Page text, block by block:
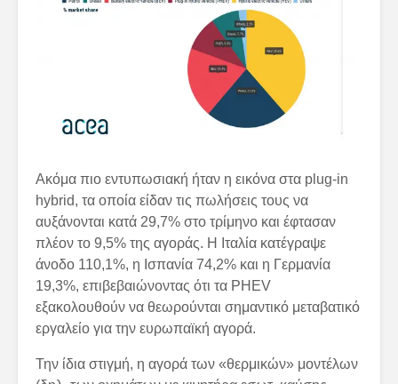
Ακόμα πιο εντυπωσιακή ήταν η εικόνα στα plug-in
hybrid, τα οποία είδαν τις πωλήσεις τους να
αυξάνονται κατά 29,7% στο τρίμηνο και έφτασαν
πλέον το 9,5% της αγοράς. Η Ιταλία κατέγραψε
άνοδο 110,1%, η Ισπανία 74,2% και η Γερμανία
19,3%, επιβεβαιώνοντας ότι τα PHEV
εξακολουθούν να θεωρούνται σημαντικό μεταβατικό
εργαλείο για την ευρωπαϊκή αγορά.
Την ίδια στιγμή, η αγορά των «θερμικών» μοντέλων